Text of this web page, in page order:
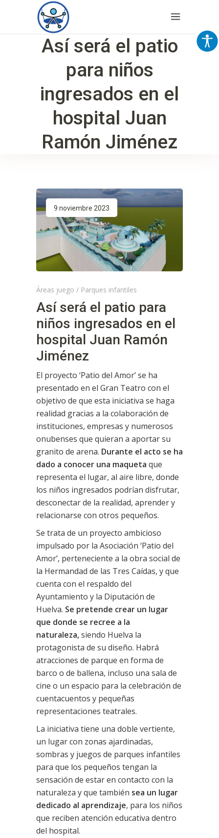
Así será el patio
para niños
ingresados en el
hospital Juan
Ramón Jiménez
9 noviembre 2023
Áreas juego / Parques infantiles
Así será el patio para
niños ingresados en el
hospital Juan Ramón
Jiménez
El proyecto ‘Patio del Amor’ se ha
presentado en el Gran Teatro con el
objetivo de que esta iniciativa se haga
realidad gracias a la colaboración de
instituciones, empresas y numerosos
onubenses que quieran a aportar su
granito de arena. Durante el acto se ha
dado a conocer una maqueta que
representa el lugar, al aire libre, donde
los niños ingresados podrían disfrutar,
desconectar de la realidad, aprender y
relacionarse con otros pequeños.
Se trata de un proyecto ambicioso
impulsado por la Asociación ‘Patio del
Amor’, perteneciente a la obra social de
la Hermandad de las Tres Caídas, y que
cuenta con el respaldo del
Ayuntamiento y la Diputación de
Huelva. Se pretende crear un lugar
que donde se recree a la
naturaleza,siendo Huelva la
protagonista de su diseño. Habrá
atracciones de parque en forma de
barco o de ballena, incluso una sala de
cine o un espacio para la celebración de
cuentacuentos y pequeñas
representaciones teatrales.
La iniciativa tiene una doble vertiente,
un lugar con zonas ajardinadas,
sombras y juegos de parques infantiles
para que los pequeños tengan la
sensación de estar en contacto con la
naturaleza y que también sea un lugar
dedicado al aprendizaje, para los niños
que reciben atención educativa dentro
del hospital.